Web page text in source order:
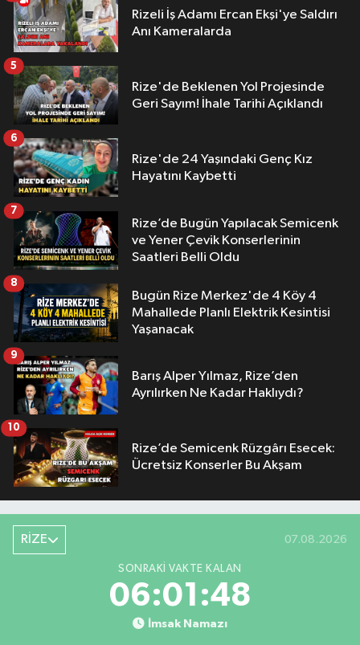
Rizeli İş Adamı Ercan Ekşi'ye Saldırı
Anı Kameralarda
Rize'de Beklenen Yol Projesinde
Geri Sayım! İhale Tarihi Açıklandı
5
Rize'de 24 Yaşındaki Genç Kız
Hayatını Kaybetti
6
Rize’de Bugün Yapılacak Semicenk
ve Yener Çevik Konserlerinin
Saatleri Belli Oldu
7
Bugün Rize Merkez'de 4 Köy 4
Mahallede Planlı Elektrik Kesintisi
Yaşanacak
8
Barış Alper Yılmaz, Rize’den
Ayrılırken Ne Kadar Haklıydı?
9
Rize’de Semicenk Rüzgârı Esecek:
Ücretsiz Konserler Bu Akşam
10
RİZE 07.08.2026
SONRAKI VAKTE KALAN
06:01:47
İmsak Namazı